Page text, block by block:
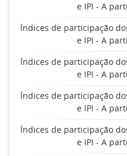
e IPI - A
Índices de participação
e IPI - A
Índices de participação
e IPI - A
Índices de participação
e IPI - A
Índices de participação
e IPI - A